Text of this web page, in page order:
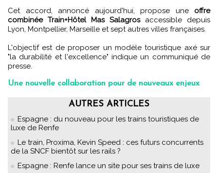
Cet accord, annoncé aujourd'hui, propose une offre
combinée Train+Hôtel Mas Salagrosaccessible depuis
Lyon, Montpellier, Marseille et sept autres villes françaises.
L'objectif est de proposer un modèle touristique axé sur
"la durabilité et l'excellence" indique un communiqué de
presse.
Une nouvelle collaboration pour de nouveaux enjeux
AUTRES ARTICLES
Espagne : du nouveau pour les trains touristiques de
luxe de Renfe
Le train, Proxima, Kevin Speed : ces futurs concurrents
de la SNCF bientôt sur les rails ?
Espagne : Renfe lance un site pour ses trains de luxe